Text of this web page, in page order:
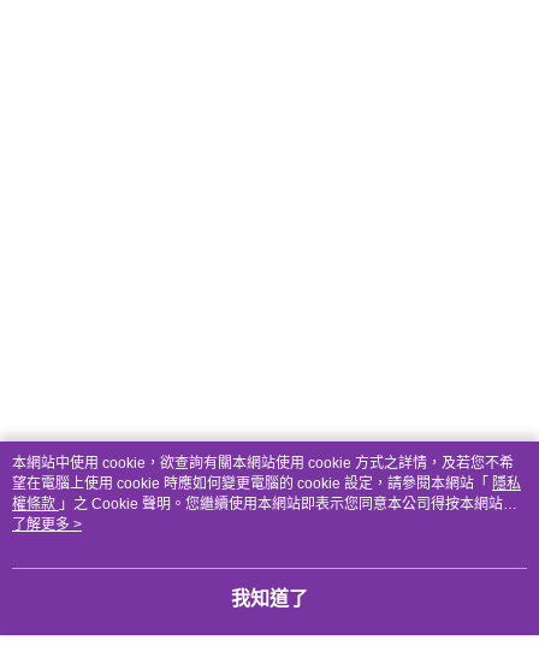
本網站中使用 cookie，欲查詢有關本網站使用 cookie 方式之詳情，及若您不希
望在電腦上使用 cookie 時應如何變更電腦的 cookie 設定，請參閱本網站「 隱私
權條款 」之 Cookie 聲明。您繼續使用本網站即表示您同意本公司得按本網站使
用條款之 Cookie 聲明使用 cookie。
了解更多 >
我知道了